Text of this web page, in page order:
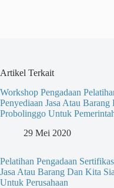
Artikel Terkait
Workshop Pengadaan
Penyediaan Jasa Atau
Probolinggo Untuk
29 Mei 2020
Pelatihan Pengadaan
Jasa Atau Barang Dan Kita
Untuk Perusahaan